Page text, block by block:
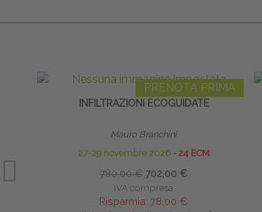
PRENOTA PRIMA
INFILTRAZIONI ECOGUIDATE
Mauro Branchini
27-29 novembre 2026 ∙ 24 ECM
780,00 € 702,00 €
IVA compresa
Risparmia: 78,00 €